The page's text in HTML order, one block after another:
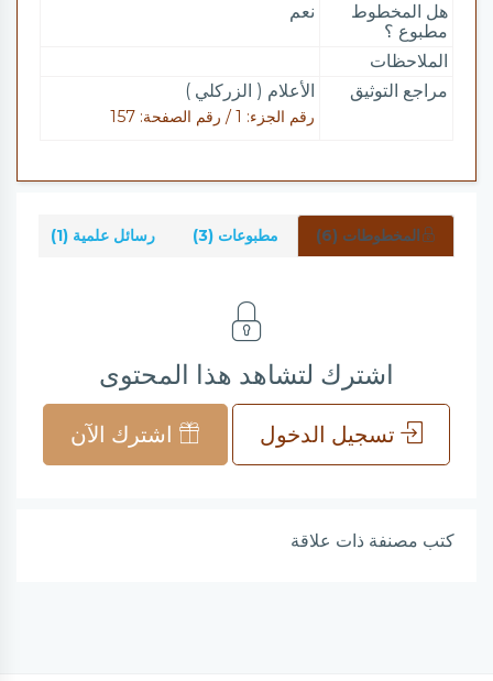
هل المخطوط
مطبوع ؟
نعم
الملاحظات
مراجع التوثيق
الأعلام ( الزركلي )
رقم الجزء: 1 / رقم الصفحة: 157
المخطوطات (6) مطبوعات (3) رسائل علمية (1)
اشترك لتشاهد هذا المحتوى
تسجيل الدخول اشترك الآن
كتب مصنفة ذات علاقة